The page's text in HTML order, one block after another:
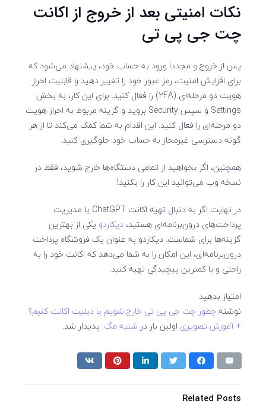
نکات امنیتی بعد از خروج از اکانت
چت جی پی تی
پس از خروج و مجددا ورود به حساب خود، پیشنهاد می‌شود که
برای افزایش امنیت، رمز عبور خود را تغییر دهید و قابلیت احراز
هویت دو مرحله‌ای (2FA) را فعال کنید. برای این کار، به بخش
Settings و سپس Security بروید و گزینه مربوط به احراز هویت
دو مرحله‌ای را فعال کنید. این اقدام به شما کمک می‌کند تا از هر
گونه دسترسی غیرمجاز به حساب خود جلوگیری کنید.
همچنین، اگر بخواهید از تمامی دستگاه‌ها خارج شوید، فقط در
نسخه وب می‌توانید این کار را بکنید!
در نهایت اگر به دنبال تهیه اکانت ChatGPT یا مدیریت
پرداخت‌های درون‌برنامه‌ای هستید، دیکاردو یکی از بهترین
گزینه‌ها برای شماست. دیکاردو به عنوان یک فروشگاه پرداخت
درون‌برنامه‌ای، این امکان را به شما می‌دهد که اکانت خود را به
راحتی و با کمترین پیچیدگی تهیه کنید.
امتیاز بدهید
نوشته چطور چت جی پی تی خارج شویم یا دیلیت اکانت کنیم؟
+ آموزش تصویری اولین بار در شنبه مگ. پدیدار شد.
Related Posts